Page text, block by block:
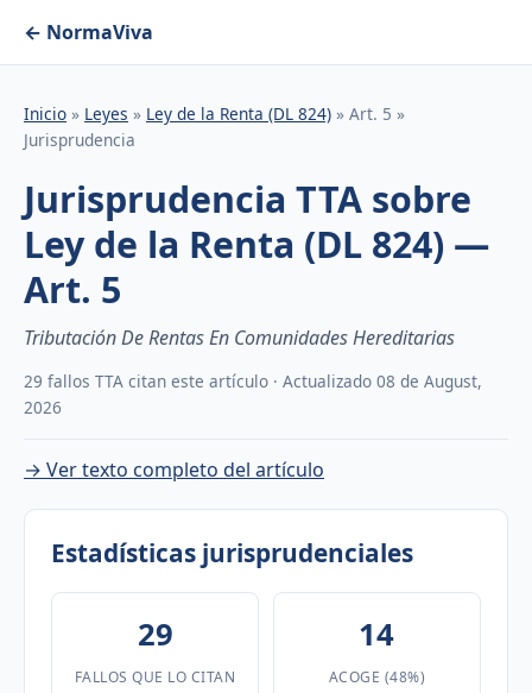
← NormaViva
Inicio » Leyes » Ley de la Renta (DL 824) » Art. 5 »
Jurisprudencia
Jurisprudencia TTA sobre
Ley de la Renta (DL 824) —
Art. 5
Tributación De Rentas En Comunidades Hereditarias
29 fallos TTA citan este artículo · Actualizado 08 de August,
2026
→ Ver texto completo del artículo
Estadísticas jurisprudenciales
29
FALLOS QUE LO CITAN
14
ACOGE (48%)